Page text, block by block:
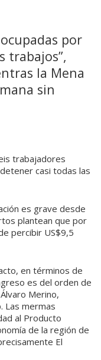
por
trabajos”,
la Mena
sin
trabajadores
casi todas las
es grave desde
plantean que por
percibir US$9,5
en términos de
es del orden de
Merino,
Las mermas
al Producto
de la región de
El